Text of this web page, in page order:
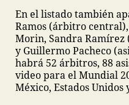
En el listado también
Ramos (árbitro
Morin, Sandra Ramírez
y Guillermo Pacheco
habrá 52 árbitros, 88
video para el Mundial
México, Estados Unidos